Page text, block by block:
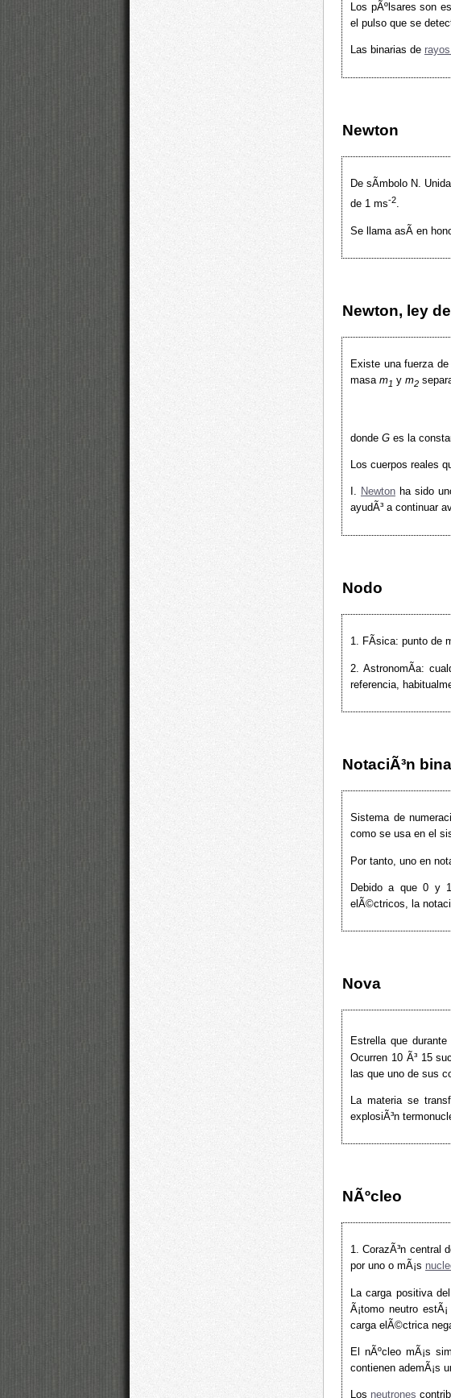
Los pÃºlsares son
el pulso que se
Las binarias de
Newton
De sÃ­mbolo N.
de 1 ms-2.
Se llama asÃ­ en
Newton, ley
Existe una fuerza
masa m1 y m2
donde G es la
Los cuerpos reales
I. Newtonha sido
ayudÃ³ a continuar
Nodo
1. FÃ­sica: punto de
2. AstronomÃ­a:
referencia,
NotaciÃ³n
Sistema de
como se usa en el
Por tanto, uno en
Debido a que 0 y
elÃ©ctricos, la
Nova
Estrella que
Ocurren 10 Ã³ 15
las que uno de sus
La materia se
explosiÃ³n
NÃºcleo
1. CorazÃ³n central
por uno o mÃ¡s
La carga positiva
Ã¡tomo neutro
carga elÃ©ctrica
El nÃºcleo mÃ¡s
contienen ademÃ¡s
Los neutrones